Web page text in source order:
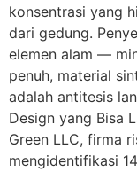
konsentrasi yang
dari gedung.
elemen alam —
penuh, material
adalah antitesis
Design yang Bisa
Green LLC, firma
mengidentifikasi